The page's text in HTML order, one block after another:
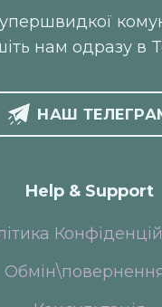
нам одразу в
НАШ
Help & Support